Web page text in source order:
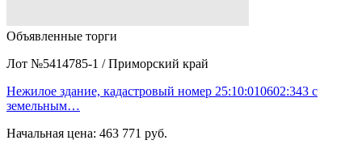
Объявленные торги
Лот №5414785-1 / Приморский край
Нежилое здание, кадастровый номер 25:10:010602:343 с
земельным…
Начальная цена: 463 771 руб.